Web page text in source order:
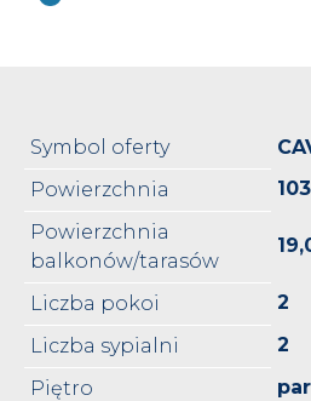
Symbol oferty
Powierzchnia
Powierzchnia
balkonów/tarasów
Liczba pokoi
2
Liczba sypialni
2
Piętro